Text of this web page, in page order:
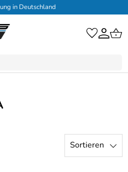
in Deutschland
Sortieren